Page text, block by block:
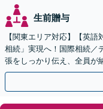
生前贈与
【関東エリア対応】【英
相続」実現へ！国際相続／
張をしっかり伝え、全員が
ワーカー兼司法書士と連携